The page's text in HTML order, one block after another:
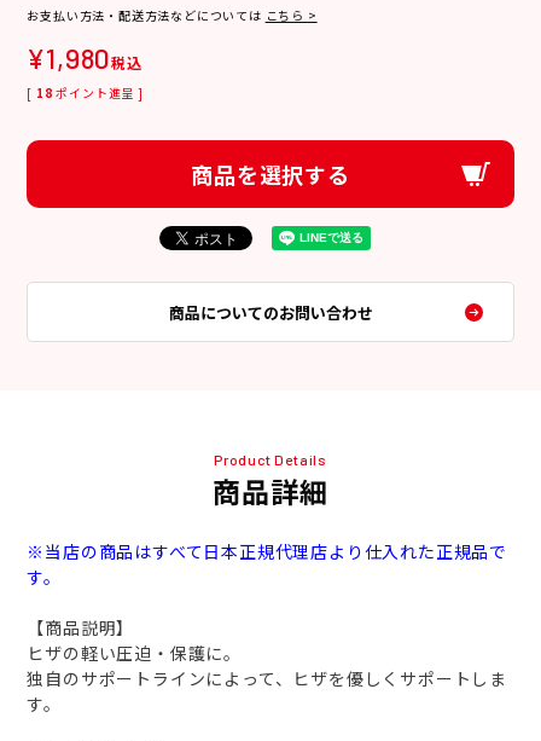
お支払い方法・配送方法などについては こちら >
¥1,980税込
[ 18 ポイント進呈 ]
商品を選択する
商品についてのお問い合わせ
Product Details
商品詳細
※当店の商品はすべて日本正規代理店より仕入れた正規品で
す。
【商品説明】
ヒザの軽い圧迫・保護に。
独自のサポートラインによって、ヒザを優しくサポートしま
す。